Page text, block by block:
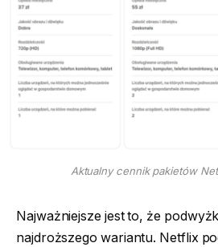
Aktualny cennik pakietów
Najważniejsze jest to, że
najdroższego wariantu. Netflix